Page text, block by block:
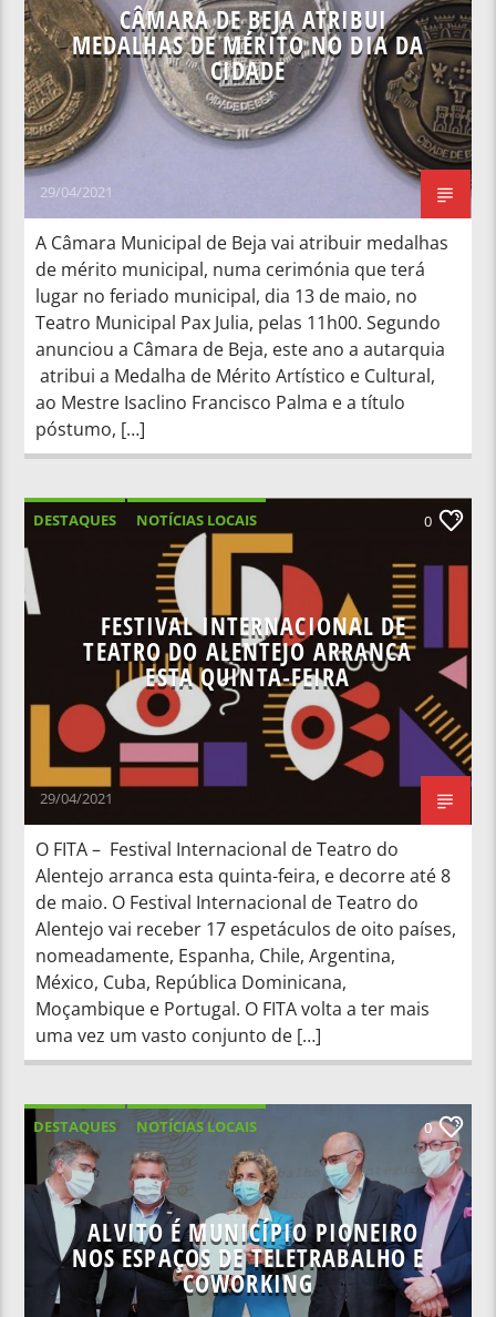
CÂMARA DE BEJA ATRIBUI
MEDALHAS DE MÉRITO NO DIA DA
CIDADE
29/04/2021
A Câmara Municipal de Beja vai atribuir medalhas
de mérito municipal, numa cerimónia que terá
lugar no feriado municipal, dia 13 de maio, no
Teatro Municipal Pax Julia, pelas 11h00. Segundo
anunciou a Câmara de Beja, este ano a autarquia
atribui a Medalha de Mérito Artístico e Cultural,
ao Mestre Isaclino Francisco Palma e a título
póstumo, […]
DESTAQUES
NOTÍCIAS LOCAIS
NOTÍCIAS NACIONAIS
0
FESTIVAL INTERNACIONAL DE
TEATRO DO ALENTEJO ARRANCA
ESTA QUINTA-FEIRA
29/04/2021
O FITA – Festival Internacional de Teatro do
Alentejo arranca esta quinta-feira, e decorre até 8
de maio. O Festival Internacional de Teatro do
Alentejo vai receber 17 espetáculos de oito países,
nomeadamente, Espanha, Chile, Argentina,
México, Cuba, República Dominicana,
Moçambique e Portugal. O FITA volta a ter mais
uma vez um vasto conjunto de […]
DESTAQUES
NOTÍCIAS LOCAIS
NOTÍCIAS NACIONAIS
0
ALVITO É MUNICÍPIO PIONEIRO
NOS ESPAÇOS DE TELETRABALHO E
COWORKING